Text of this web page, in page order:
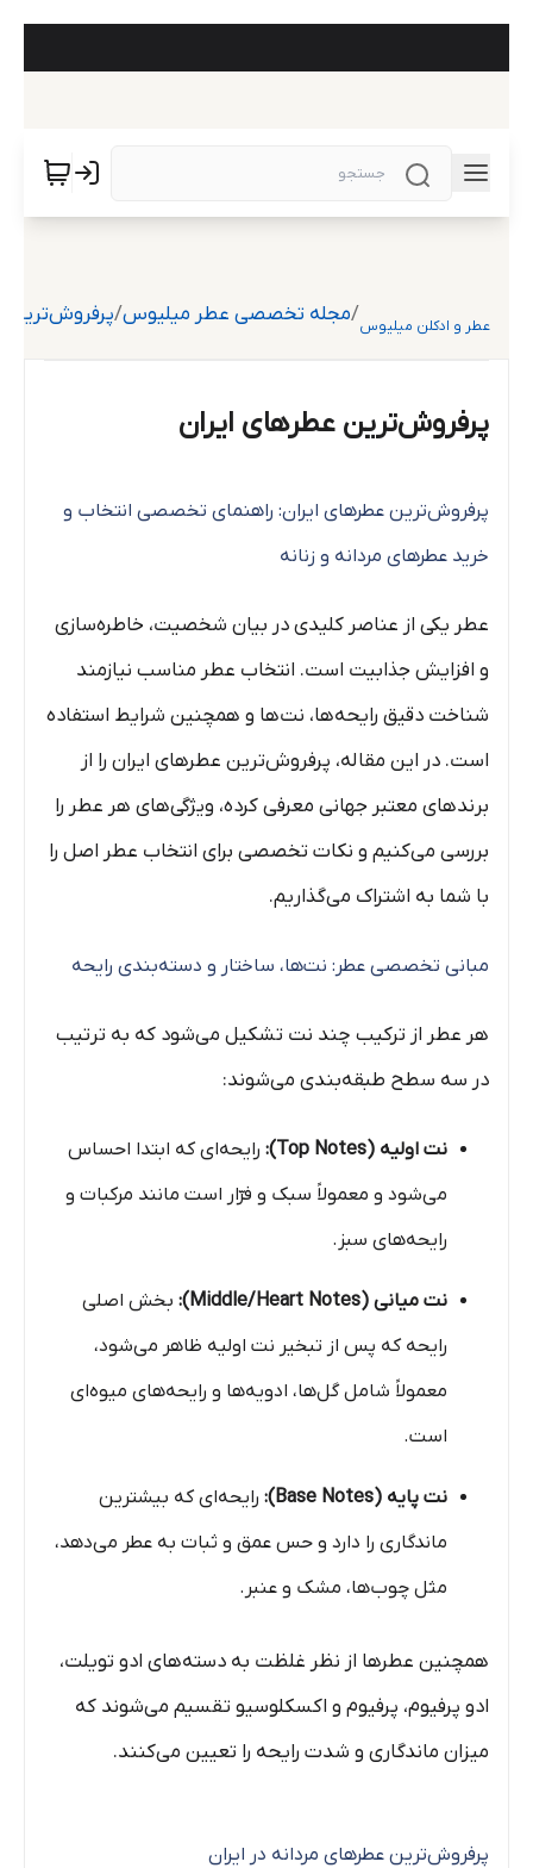
عطر و ادکلن میلیوس/مجله تخصصی عطر میلیوس/پرفروش‌ترین
پرفروش‌ترین عطرهای ایران
پرفروش‌ترین عطرهای ایران: راهنمای تخصصی انتخاب و
خرید عطرهای مردانه و زنانه
عطر یکی از عناصر کلیدی در بیان شخصیت، خاطره‌سازی
و افزایش جذابیت است. انتخاب عطر مناسب نیازمند
شناخت دقیق رایحه‌ها، نت‌ها و همچنین شرایط استفاده
است. در این مقاله، پرفروش‌ترین عطرهای ایران را از
برندهای معتبر جهانی معرفی کرده، ویژگی‌های هر عطر را
بررسی می‌کنیم و نکات تخصصی برای انتخاب عطر اصل را
با شما به اشتراک می‌گذاریم.
مبانی تخصصی عطر: نت‌ها، ساختار و دسته‌بندی رایحه
هر عطر از ترکیب چند نت تشکیل می‌شود که به ترتیب
در سه سطح طبقه‌بندی می‌شوند:
نت اولیه (Top Notes):
رایحه‌ای که ابتدا احساس
می‌شود و معمولاً سبک و فرّار است مانند مرکبات و
رایحه‌های سبز.
نت میانی (Middle/Heart Notes):
بخش اصلی
رایحه که پس از تبخیر نت اولیه ظاهر می‌شود،
معمولاً شامل گل‌ها، ادویه‌ها و رایحه‌های میوه‌ای
است.
نت پایه (Base Notes):
رایحه‌ای که بیشترین
ماندگاری را دارد و حس عمق و ثبات به عطر می‌دهد،
مثل چوب‌ها، مشک و عنبر.
همچنین عطرها از نظر غلظت به دسته‌های ادو تویلت،
ادو پرفیوم، پرفیوم و اکسکلوسیو تقسیم می‌شوند که
میزان ماندگاری و شدت رایحه را تعیین می‌کنند.
پرفروش‌ترین عطرهای مردانه در ایران